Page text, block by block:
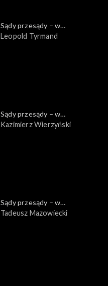
Sądy przesądy – w
powiększeniu
Leopold Tyrmand
Sądy przesądy – w
powiększeniu
Kazimierz Wierzyński
Sądy przesądy – w
powiększeniu
Tadeusz Mazowiecki